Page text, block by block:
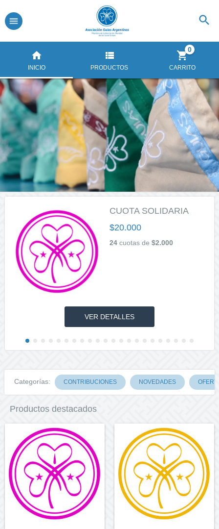
INICIO PRODUCTOS CARRITO
0
CUOTA SOLIDARIA
$20.000
24 cuotas de $2.000
VER DETALLES
Categorías: CONTRIBUCIONES NOVEDADES
Productos destacados